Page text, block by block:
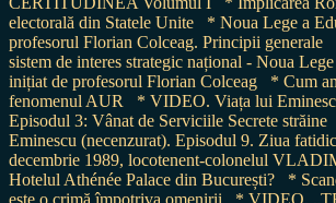
electorală din Statele Unite
* Noua Lege a
profesorul Florian Colceag. Principii generale
sistem de interes strategic național - Noua
inițiat de profesorul Florian Colceag
* Cum
fenomenul AUR
* VIDEO. Viața lui
Episodul 3: Vânat de Serviciile Secrete străine
Eminescu (necenzurat). Episodul 9. Ziua
decembrie 1989, locotenent-colonelul
Hotelul Athénée Palace din București?
*
este o crimă împotriva omenirii
* VIDEO.